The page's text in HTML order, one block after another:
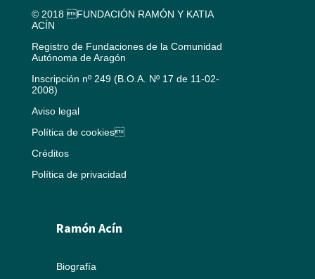
© 2018 FUNDACIÓN RAMÓN Y KATIA
ACÍN
Registro de Fundaciones de la Comunidad
Autónoma de Aragón
Inscripción nº 249 (B.O.A. Nº 17 de 11-02-
2008)
Aviso legal
Política de cookies
Créditos
Política de privacidad
Ramón Acín
Biografía